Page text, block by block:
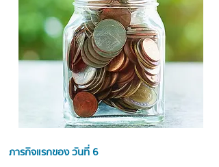
ภารกิจแรกของ วันที่ 6